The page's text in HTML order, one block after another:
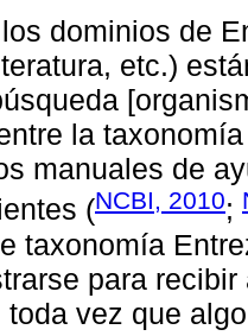
dominios de
etc.)
la
manuales de
(NCBI, 2010;
taxonomía
para
toda vez que